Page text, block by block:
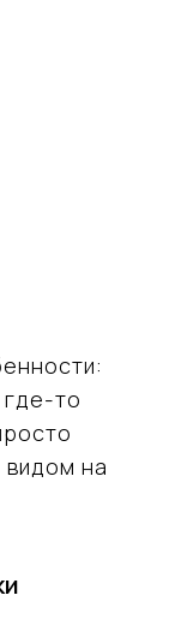
то
видом на